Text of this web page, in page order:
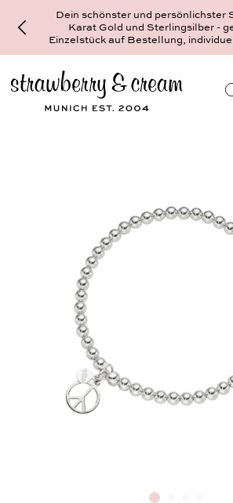
Dein schönster und persönlichster
Karat Gold und Sterlingsilber -
Einzelstück auf Bestellung,